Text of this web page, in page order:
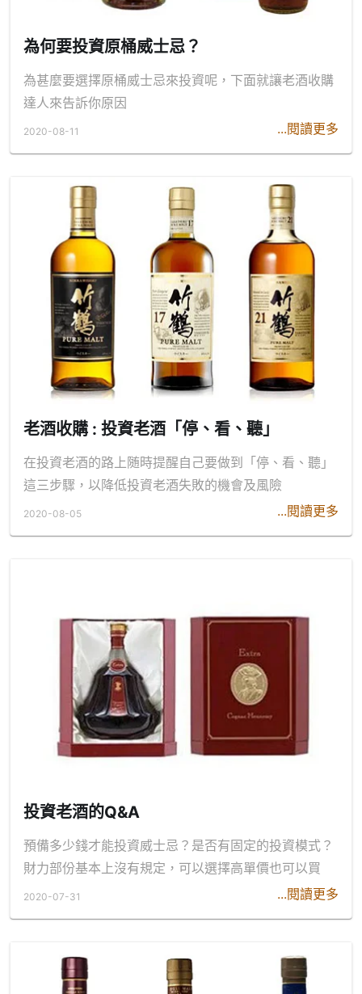
為何要投資原桶威士忌？
為甚麼要選擇原桶威士忌來投資呢，下面就讓老酒收購
達人來告訴你原因
...閱讀更多
2020-08-11
老酒收購 : 投資老酒「停、看、聽」
在投資老酒的路上随時提醒自己要做到「停、看、聽」
這三步驟，以降低投資老酒失敗的機會及風險
...閱讀更多
2020-08-05
投資老酒的Q&A
預備多少錢才能投資威士忌？是否有固定的投資模式？
財力部份基本上沒有規定，可以選擇高單價也可以買
...閱讀更多
2020-07-31